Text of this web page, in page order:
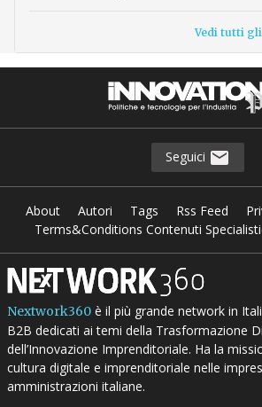
Vedi tutti
Seguici
About Autori Tags Rss Feed
Terms&Conditions Contenuti
Nextwork360è il più grande network in
B2B dedicati ai temi della Trasformazione
dell’Innovazione Imprenditoriale. Ha la
cultura digitale e imprenditoriale nelle
amministrazioni italiane.